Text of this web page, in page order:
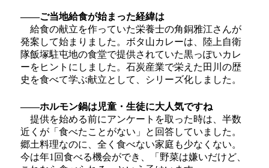
――ご当地給食が始まった経緯は
給食の献立を作っていた栄養士の角銅雅江さんが
発案して始まりました。ボタ山カレーは、陸上自衛
隊飯塚駐屯地の食堂で提供されていた黒っぽいカレ
ーをヒントにしました。石炭産業で栄えた田川の歴
史を食べて学ぶ献立として、シリーズ化しました。
――ホルモン鍋は児童・生徒に大人気ですね
提供を始める前にアンケートを取った時は、半数
近くが「食べたことがない」と回答していました。
郷土料理なのに、全く食べない家庭も少なくない。
今は年1回食べる機会ができ、「野菜は嫌いだけど、